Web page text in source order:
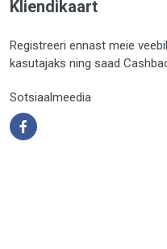
Kliendikaart
Registreeri ennast meie
kasutajaks ning saad
Sotsiaalmeedia